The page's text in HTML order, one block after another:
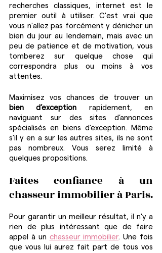
recherches classiques, internet est le
premier outil à utiliser. C'est vrai que
vous n'allez pas forcément y dénicher un
bien du jour au lendemain, mais avec un
peu de patience et de motivation, vous
tomberez sur quelque chose qui
correspondra plus ou moins à vos
attentes.
bien d’exception rapidement, en
naviguant sur des sites d’annonces
spécialisés en biens d’exception. Même
s’il y en a sur les autres sites, ils ne sont
pas nombreux. Vous serez limité à
quelques propositions.
Faites confiance à un
chasseur immobilier à Paris.
Pour garantir un meilleur résultat, il n'y a
rien de plus intéressant que de faire
appel à un chasseur immobilier. Une fois
que vous lui aurez fait part de tous vos